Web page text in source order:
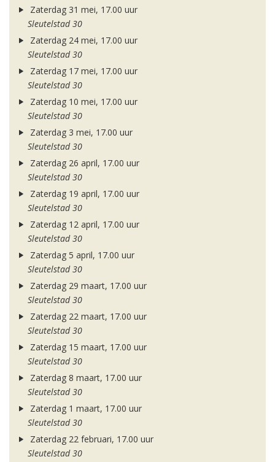
Zaterdag 31 mei, 17.00 uur
Sleutelstad 30
Zaterdag 24 mei, 17.00 uur
Sleutelstad 30
Zaterdag 17 mei, 17.00 uur
Sleutelstad 30
Zaterdag 10 mei, 17.00 uur
Sleutelstad 30
Zaterdag 3 mei, 17.00 uur
Sleutelstad 30
Zaterdag 26 april, 17.00 uur
Sleutelstad 30
Zaterdag 19 april, 17.00 uur
Sleutelstad 30
Zaterdag 12 april, 17.00 uur
Sleutelstad 30
Zaterdag 5 april, 17.00 uur
Sleutelstad 30
Zaterdag 29 maart, 17.00 uur
Sleutelstad 30
Zaterdag 22 maart, 17.00 uur
Sleutelstad 30
Zaterdag 15 maart, 17.00 uur
Sleutelstad 30
Zaterdag 8 maart, 17.00 uur
Sleutelstad 30
Zaterdag 1 maart, 17.00 uur
Sleutelstad 30
Zaterdag 22 februari, 17.00 uur
Sleutelstad 30